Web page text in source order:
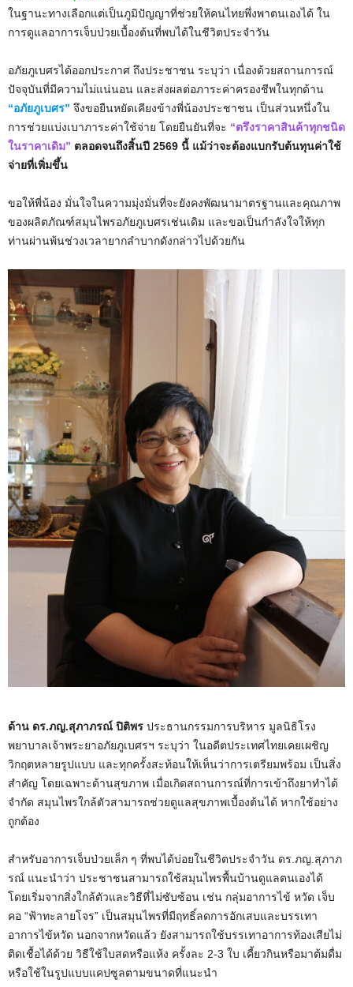
ในฐานะทางเลือกแต่เป็นภูมิปัญญาที่ช่วยให้คนไทยพึ่งพาตนเองได้ ใน
การดูแลอาการเจ็บป่วยเบื้องต้นที่พบได้ในชีวิตประจำวัน
อภัยภูเบศรได้ออกประกาศ ถึงประชาชน ระบุว่า เนื่องด้วยสถานการณ์
ปัจจุบันที่มีความไม่แน่นอน และส่งผลต่อภาระค่าครองชีพในทุกด้าน
“อภัยภูเบศร” จึงขอยืนหยัดเคียงข้างพี่น้องประชาชน เป็นส่วนหนึ่งใน
การช่วยแบ่งเบาภาระค่าใช้จ่าย โดยยืนยันที่จะ “ตรึงราคาสินค้าทุกชนิด
ในราคาเดิม” ตลอดจนถึงสิ้นปี 2569 นี้ แม้ว่าจะต้องแบกรับต้นทุนค่าใช้
จ่ายที่เพิ่มขึ้น
ขอให้พี่น้อง มั่นใจในความมุ่งมั่นที่จะยังคงพัฒนามาตรฐานและคุณภาพ
ของผลิตภัณฑ์สมุนไพรอภัยภูเบศรเช่นเดิม และขอเป็นกำลังใจให้ทุก
ท่านผ่านพ้นช่วงเวลายากลำบากดังกล่าวไปด้วยกัน
ด้าน ดร.ภญ.สุภาภรณ์ ปิติพร ประธานกรรมการบริหาร มูลนิธิโรง
พยาบาลเจ้าพระยาอภัยภูเบศรฯ ระบุว่า ในอดีตประเทศไทยเคยเผชิญ
วิกฤตหลายรูปแบบ และทุกครั้งสะท้อนให้เห็นว่าการเตรียมพร้อม เป็นสิ่ง
สำคัญ โดยเฉพาะด้านสุขภาพ เมื่อเกิดสถานการณ์ที่การเข้าถึงยาทำได้
จำกัด สมุนไพรใกล้ตัวสามารถช่วยดูแลสุขภาพเบื้องต้นได้ หากใช้อย่าง
ถูกต้อง
สำหรับอาการเจ็บป่วยเล็ก ๆ ที่พบได้บ่อยในชีวิตประจำวัน ดร.ภญ.สุภาภ
รณ์ แนะนำว่า ประชาชนสามารถใช้สมุนไพรพื้นบ้านดูแลตนเองได้
โดยเริ่มจากสิ่งใกล้ตัวและวิธีที่ไม่ซับซ้อน เช่น กลุ่มอาการไข้ หวัด เจ็บ
คอ “ฟ้าทะลายโจร” เป็นสมุนไพรที่มีฤทธิ์ลดการอักเสบและบรรเทา
อาการไข้หวัด นอกจากหวัดแล้ว ยังสามารถใช้บรรเทาอาการท้องเสียไม่
ติดเชื้อได้ด้วย วิธีใช้ใบสดหรือแห้ง ครั้งละ 2-3 ใบ เคี้ยวกินหรือมาต้มดื่ม
หรือใช้ในรูปแบบแคปซูลตามขนาดที่แนะนำ